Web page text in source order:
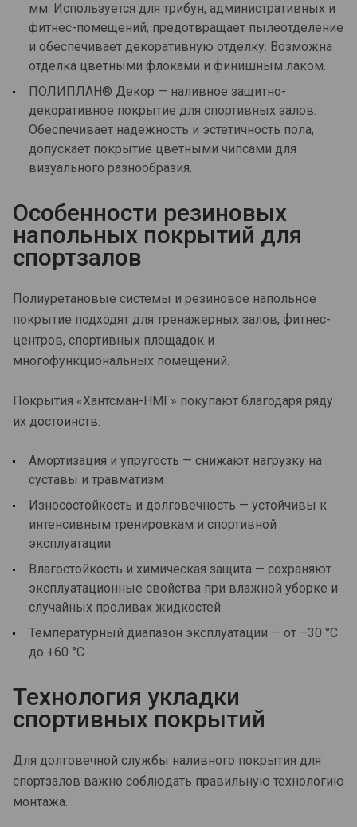
мм. Используется для трибун, административных и
фитнес-помещений, предотвращает пылеотделение
и обеспечивает декоративную отделку. Возможна
отделка цветными флоками и финишным лаком.
ПОЛИПЛАН® Декор — наливное защитно-
декоративное покрытие для спортивных залов.
Обеспечивает надежность и эстетичность пола,
допускает покрытие цветными чипсами для
визуального разнообразия.
Особенности резиновых
напольных покрытий для
спортзалов
Полиуретановые системы и резиновое напольное
покрытие подходят для тренажерных залов, фитнес-
центров, спортивных площадок и
многофункциональных помещений.
Покрытия «Хантсман-НМГ» покупают благодаря ряду
их достоинств:
Амортизация и упругость — снижают нагрузку на
суставы и травматизм
Износостойкость и долговечность — устойчивы к
интенсивным тренировкам и спортивной
эксплуатации
Влагостойкость и химическая защита — сохраняют
эксплуатационные свойства при влажной уборке и
случайных проливах жидкостей
Температурный диапазон эксплуатации — от –30 °С
до +60 °С.
Технология укладки
спортивных покрытий
Для долговечной службы наливного покрытия для
спортзалов важно соблюдать правильную технологию
монтажа.